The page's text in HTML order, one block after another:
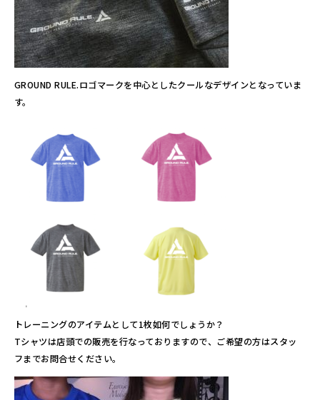
GROUND RULE.ロゴマークを中心としたクールなデザインとなっていま
す。
トレーニングのアイテムとして1枚如何でしょうか？
Tシャツは店頭での販売を行なっておりますので、ご希望の方はスタッ
フまでお問合せください。